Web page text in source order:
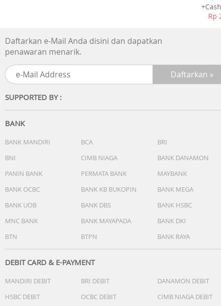
- Design : Frame Design
- Bezel Type : VNB
- Slim Type : Slim look
- Dimension With Stand (WxHxD) : 1456.8 x 868.9 x 260.9
mm
- Dimension Without Stand (WxHxD) : 1456.8 x 831.9 x
- Carton box dimensions (W x H x D) : 1614 x 950 x 191
- Stand (Basic) (WxD) : 1076.8 x 260.9 mm
Rp
Daftarkan e-Mail Anda disini dan dapatkan
penawaran menarik.
SUPPORTED BY :
BANK
BANK MANDIRI BCA
BRI
BNI
CIMB NIAGA
BANK DANAMON
PANIN BANK
PERMATA BANK
MAYBANK
BANK OCBC
BANK KB BUKOPIN
BANK MEGA
BANK UOB
BANK DBS
BANK HSBC
MNC BANK
BANK MAYAPADA
BANK DKI
BTN
BTPN BANK RAYA
DEBIT CARD & E-PAYMENT
MANDIRI DEBIT BRI DEBIT
DANAMON DEBIT
HSBC DEBIT
OCBC DEBIT
CIMB NIAGA DEBIT